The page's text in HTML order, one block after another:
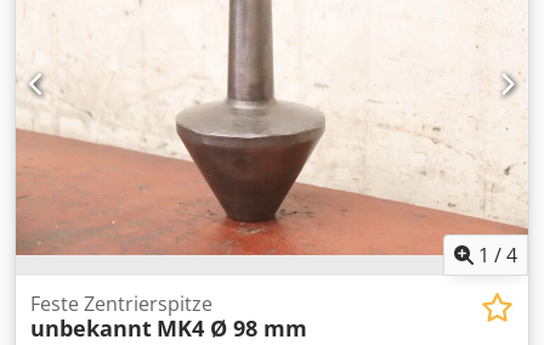
1 /4
Feste Zentrierspitze
unbekannt MK4 Ø 98 mm